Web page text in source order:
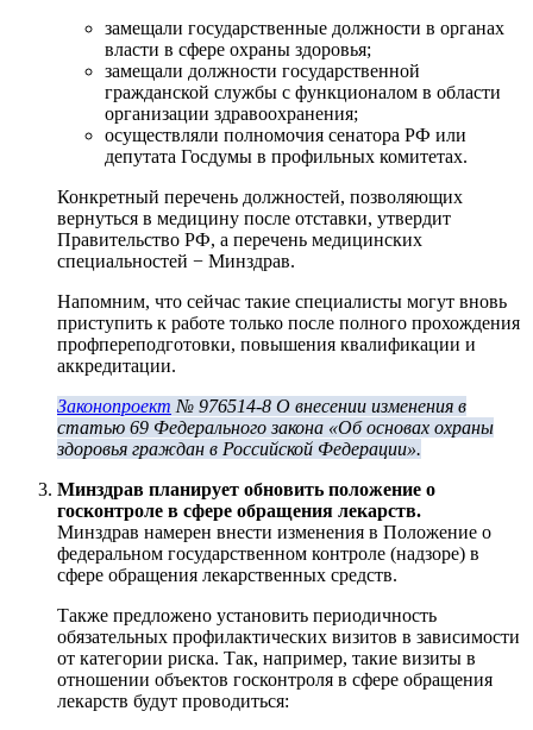
замещали государственные должности в органах
власти в сфере охраны здоровья;
замещали должности государственной
гражданской службы с функционалом в области
организации здравоохранения;
осуществляли полномочия сенатора РФ или
депутата Госдумы в профильных комитетах.
Конкретный перечень должностей, позволяющих
вернуться в медицину после отставки, утвердит
Правительство РФ, а перечень медицинских
специальностей − Минздрав.
Напомним, что сейчас такие специалисты могут вновь
приступить к работе только после полного прохождения
профпереподготовки, повышения квалификации и
аккредитации.
Законопроект № 976514-8 О внесении изменения в
статью 69 Федерального закона «Об основах охраны
здоровья граждан в Российской Федерации».
Минздрав планирует обновить положение о
госконтроле в сфере обращения лекарств.
Минздрав намерен внести изменения в Положение о
федеральном государственном контроле (надзоре) в
сфере обращения лекарственных средств.
Также предложено установить периодичность
обязательных профилактических визитов в зависимости
от категории риска. Так, например, такие визиты в
отношении объектов госконтроля в сфере обращения
лекарств будут проводиться: